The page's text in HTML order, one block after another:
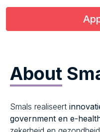
About
Smals realiseert
government en e-